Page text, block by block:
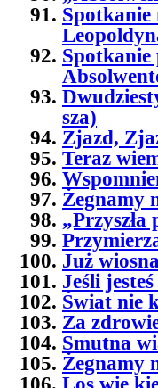
Spotkanie
Spotkanie
sza)
Zjazd,
Teraz
Żegnamy
„Przyszła
Już
Jeśli
Świat nie
Za
Smutna
Żegnamy